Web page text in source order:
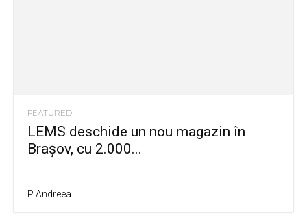
FEATURED
LEMS deschide un nou magazin în
Brașov, cu 2.000...
P Andreea